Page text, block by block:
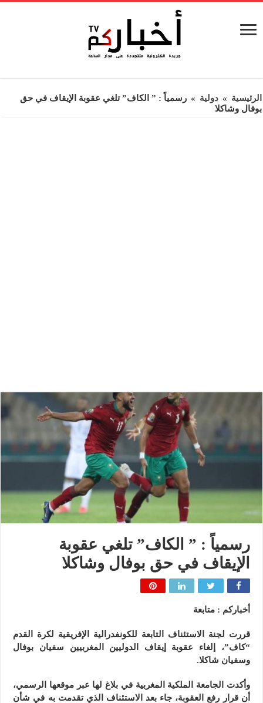
الرئيسية » دولية » رسمياً : ” الكاف” تلغي عقوبة الإيقاف في حق
بوفال وشاكلا
رسمياً : ” الكاف” تلغي عقوبة
الإيقاف في حق بوفال وشاكلا
أخباركم : متابعة
قررت لجنة الاستئناف التابعة للكونفدرالية الإفريقية لكرة القدم
“كاف”، إلغاء عقوبة إيقاف الدوليين المغربيين سفيان بوفال
وسفيان شاكلا.
وأكدت الجامعة الملكية المغربية في بلاغ لها عبر موقعها الرسمي،
أن قرار رفع العقوبة، جاء بعد الاستئناف الذي تقدمت به في شأن